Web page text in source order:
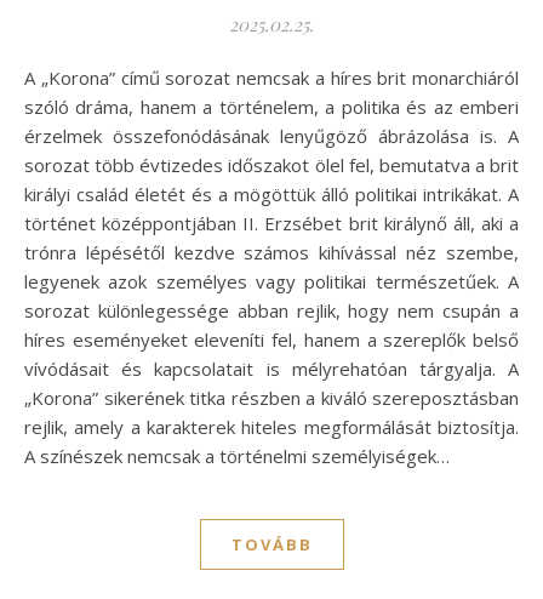
2025.02.25.
A „Korona” című sorozat nemcsak a híres brit monarchiáról
szóló dráma, hanem a történelem, a politika és az emberi
érzelmek összefonódásának lenyűgöző ábrázolása is. A
sorozat több évtizedes időszakot ölel fel, bemutatva a brit
királyi család életét és a mögöttük álló politikai intrikákat. A
történet középpontjában II. Erzsébet brit királynő áll, aki a
trónra lépésétől kezdve számos kihívással néz szembe,
legyenek azok személyes vagy politikai természetűek. A
sorozat különlegessége abban rejlik, hogy nem csupán a
híres eseményeket eleveníti fel, hanem a szereplők belső
vívódásait és kapcsolatait is mélyrehatóan tárgyalja. A
„Korona” sikerének titka részben a kiváló szereposztásban
rejlik, amely a karakterek hiteles megformálását biztosítja.
A színészek nemcsak a történelmi személyiségek…
TOVÁBB